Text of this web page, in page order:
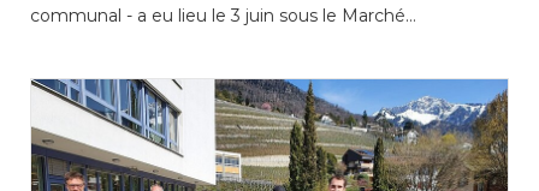
communal - a eu lieu le 3 juin sous le Marché…